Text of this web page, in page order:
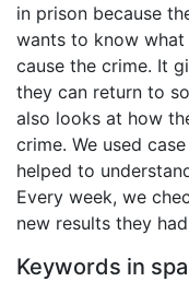
in prison because
wants to know what
cause the crime. It
they can return to
also looks at how
crime. We used
helped to
Every week, we
new results they
Keywords in